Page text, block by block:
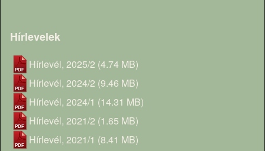
Hírlevelek
Hírlevél, 2025/2 (4.74 MB)
Hírlevél, 2024/2 (9.46 MB)
Hírlevél, 2024/1 (14.31 MB)
Hírlevél, 2021/2 (1.65 MB)
Hírlevél, 2021/1 (8.41 MB)